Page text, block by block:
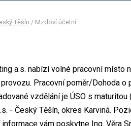
Těšín / Mzdoví účetní
a.s. nabízí volné pracovní
Pracovní poměr/Dohoda
vzdělání je ÚSO s
- Český Těšín, okres Karviná.
vám poskytne Ing. Věra